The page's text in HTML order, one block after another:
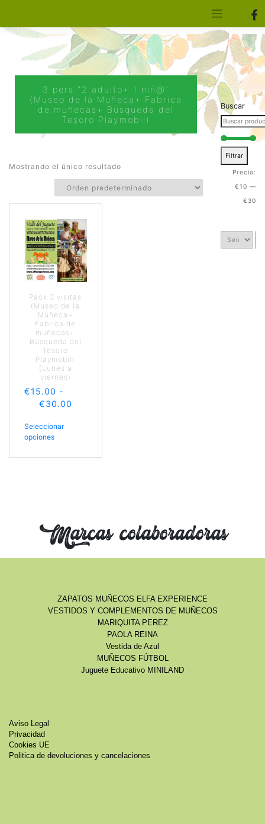
3 pers "2 adulto+ 1 niñ@"
(Museo de la Muñeca+ Fabrica
de muñecas+ Búsqueda del
Tesoro Playmobil)
Mostrando el único resultado
Pack 3 visitas
(Museo de la
Muñeca+
Fabrica de
muñecas+
Búsqueda del
Tesoro
Playmobil)
(Lunes a
viernes)
€15.00 -
€30.00
Seleccionar
opciones
Buscar
Filtrar
Precio:
€10 —
€30
Marcas colaboradoras
ZAPATOS MUÑECOS ELFA EXPERIENCE
VESTIDOS Y COMPLEMENTOS DE MUÑECOS
MARIQUITA PEREZ
PAOLA REINA
Vestida de Azul
MUÑECOS FÚTBOL
Juguete Educativo MINILAND
Aviso Legal
Privacidad
Cookies UE
Politica de devoluciones y cancelaciones